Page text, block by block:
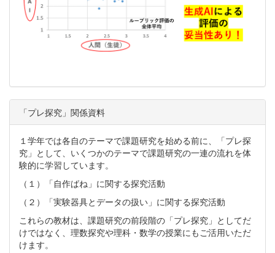
「プレ探究」関係資料
１学年では各自のテーマで課題研究を始める前に、「プレ探
究」として、いくつかのテーマで課題研究の一連の流れを体
験的に学習しています。
（１）「自作ばね」に関する探究活動
（２）「実験器具とデータの扱い」に関する探究活動
これらの教材は、課題研究の前段階の「プレ探究」としてだ
けではなく、理数探究や理科・数学の授業にもご活用いただ
けます。